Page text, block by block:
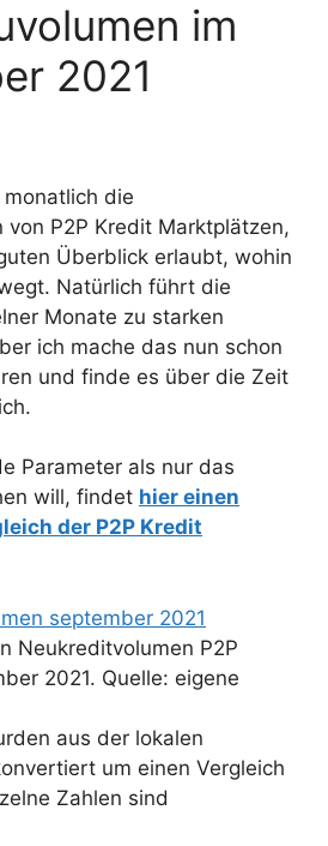
im
2021
die
von P2P Kredit Marktplätzen,
Überblick erlaubt, wohin
Natürlich führt die
Monate zu starken
ich mache das nun schon
und finde es über die Zeit
Parameter als nur das
will, findet hier einen
der P2P Kredit
Neukreditvolumen P2P
2021. Quelle: eigene
aus der lokalen
um einen Vergleich
Zahlen sind